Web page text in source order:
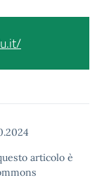
articolo è